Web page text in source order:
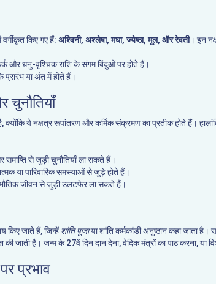
किए गए हैं: अश्विनी, अश्लेषा, मघा, ज्येष्ठा, मूल, और रेवती। इन
और धनु-वृश्चिक राशि के संगम बिंदुओं पर होते हैं।
प्रारंभ या अंत में होते हैं।
चुनौतियाँ
है, क्योंकि ये नक्षत्र रूपांतरण और कर्मिक संक्रमण का प्रतीक होते
से जुड़ी चुनौतियाँ ला सकते हैं।
या पारिवारिक समस्याओं से जुड़े होते हैं।
भौतिक जीवन से जुड़ी उलटफेर ला सकते हैं।
किए जाते हैं, जिन्हें शांति पूजाया शांति कर्मकांडी अनुष्ठान कहा जाता है।
जाती है। जन्म के 27वें दिन दान देना, वेदिक मंत्रों का पाठ करना, या
प्रभाव